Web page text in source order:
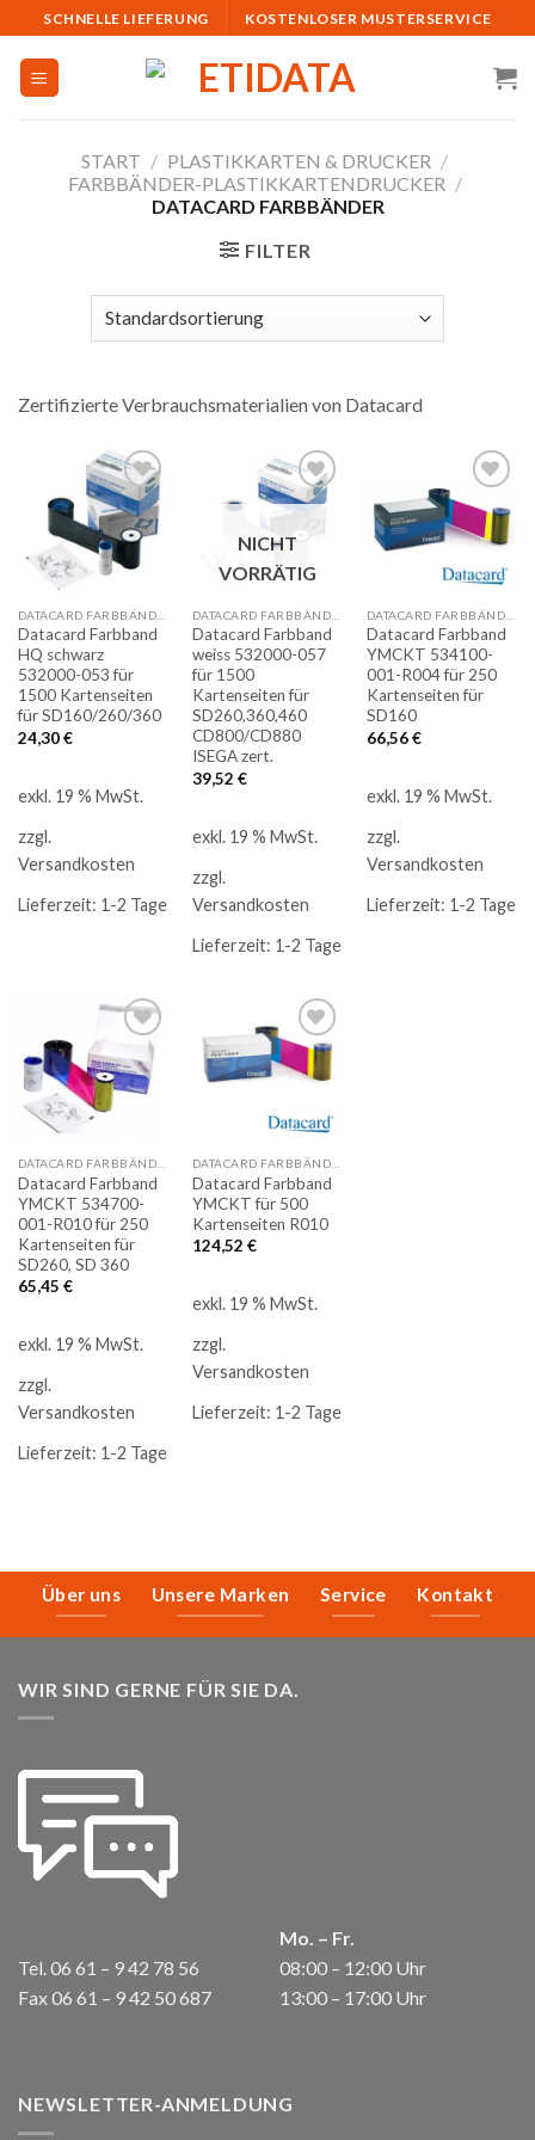
to
content
SCHNELLE LIEFERUNG KOSTENLOSER MUSTERSERVICE
START / PLASTIKKARTEN & DRUCKER /
FARBBÄNDER-PLASTIKKARTENDRUCKER /
DATACARD FARBBÄNDER
FILTER
Zertifizierte Verbrauchsmaterialien von Datacard
Auf
die
Merkliste
Datacard Farbband
HQ schwarz
532000-053 für
1500 Kartenseiten
für SD160/260/360
24,30€
exkl. 19 % MwSt.
zzgl.
Versandkosten
Lieferzeit: 1-2 Tage
Merkliste
NICHT
VORRÄTIG
Datacard Farbband
weiss 532000-057
für 1500
Kartenseiten für
SD260,360,460
CD800/CD880
ISEGA zert.
39,52 €
exkl. 19 % MwSt.
zzgl.
Versandkosten
Lieferzeit: 1-2 Tage
Auf
die
Datacard Farbband
YMCKT 534100-
001-R004 für 250
Kartenseiten für
SD160
66,56€
exkl. 19 % MwSt.
zzgl.
Versandkosten
Lieferzeit: 1-2 Tage
Auf
die
Merkliste
Datacard Farbband
YMCKT 534700-
001-R010 für 250
Kartenseiten für
SD260, SD 360
65,45 €
exkl. 19 % MwSt.
zzgl.
Versandkosten
Lieferzeit: 1-2 Tage
Auf
Datacard Farbband
YMCKT für 500
Kartenseiten R010
124,52 €
exkl. 19 % MwSt.
zzgl.
Versandkosten
Lieferzeit: 1-2 Tage
Über uns Unsere Marken Service Kontakt
WIR SIND GERNE FÜR SIE DA.
Tel. 06 61 – 9 42 78 56
Fax 06 61 – 9 42 50 687
Mo. – Fr.
08:00 – 12:00 Uhr
13:00 – 17:00 Uhr
NEWSLETTER-ANMELDUNG